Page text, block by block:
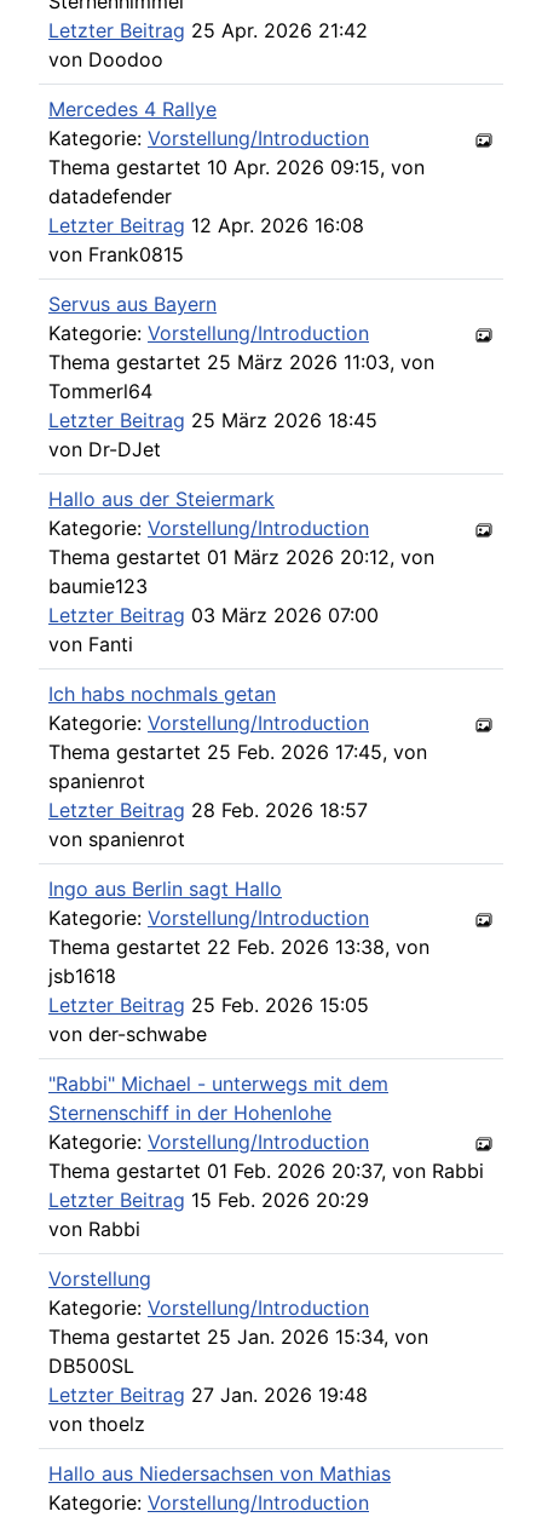
Letzter Beitrag 25 Apr. 2026 21:42
von Doodoo
Mercedes 4 Rallye
Kategorie: Vorstellung/Introduction
Thema gestartet 10 Apr. 2026 09:15, von
datadefender
Letzter Beitrag 12 Apr. 2026 16:08
von Frank0815
Servus aus Bayern
Kategorie: Vorstellung/Introduction
Thema gestartet 25 März 2026 11:03, von
Tommerl64
Letzter Beitrag 25 März 2026 18:45
von Dr-DJet
Hallo aus der Steiermark
Kategorie: Vorstellung/Introduction
Thema gestartet 01 März 2026 20:12, von
baumie123
Letzter Beitrag 03 März 2026 07:00
von Fanti
Ich habs nochmals getan
Kategorie: Vorstellung/Introduction
Thema gestartet 25 Feb. 2026 17:45, von
spanienrot
Letzter Beitrag 28 Feb. 2026 18:57
von spanienrot
Ingo aus Berlin sagt Hallo
Kategorie: Vorstellung/Introduction
Thema gestartet 22 Feb. 2026 13:38, von
jsb1618
Letzter Beitrag 25 Feb. 2026 15:05
von der-schwabe
"Rabbi" Michael - unterwegs mit dem
Sternenschiff in der Hohenlohe
Kategorie: Vorstellung/Introduction
Thema gestartet 01 Feb. 2026 20:37, von Rabbi
Letzter Beitrag 15 Feb. 2026 20:29
von Rabbi
Vorstellung
Kategorie: Vorstellung/Introduction
Thema gestartet 25 Jan. 2026 15:34, von
DB500SL
Letzter Beitrag 27 Jan. 2026 19:48
von thoelz
Hallo aus Niedersachsen von Mathias
Kategorie: Vorstellung/Introduction